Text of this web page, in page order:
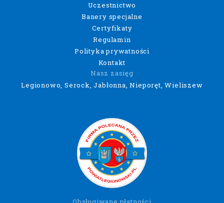
Uczestnictwo
Banery specjalne
Certyfikaty
Regulamin
Polityka prywatności
Kontakt
Nasz zasięg
Legionowo, Serock, Jabłonna, Nieporęt, Wieliszew